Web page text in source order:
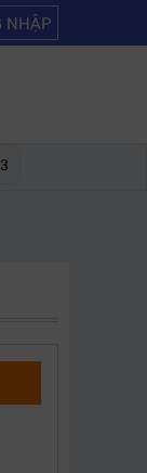
phim giá rẻ bạn
NHẬP